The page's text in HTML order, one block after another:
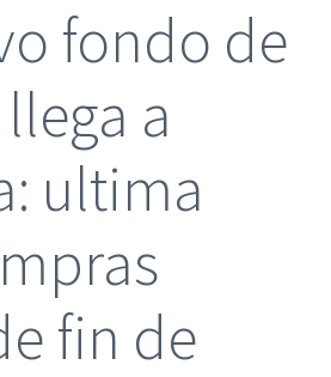
fondo de
a
ultima
fin de